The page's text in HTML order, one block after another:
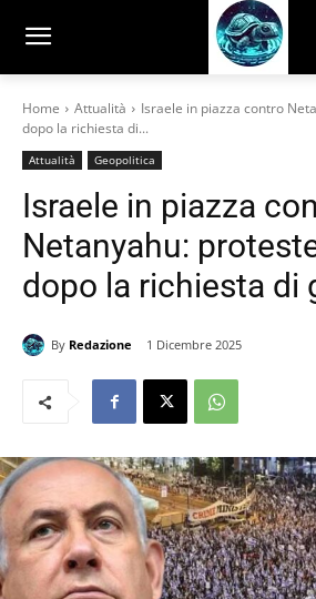
Home Attualità
Israele in piazza contro
dopo la richiesta di...
Attualità Geopolitica
Israele in piazza
Netanyahu:
dopo la richiesta di
By Redazione 1 Dicembre 2025